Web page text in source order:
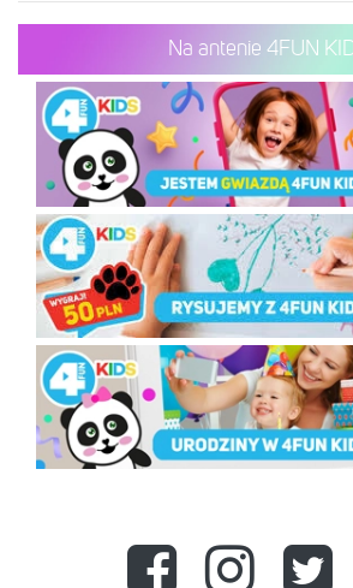
Na antenie 4FUN